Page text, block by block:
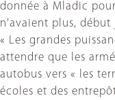
donnée à Mladic
n'avaient plus,
« Les grandes
attendre que les
autobus vers « les
écoles et des